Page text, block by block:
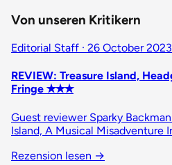
Von unseren Kritikern
Editorial Staff · 26 October 2023
REVIEW: Treasure Island,
Fringe ✭✭✭
Guest reviewer Sparky
Island, A Musical Misadventure
Rezension lesen →